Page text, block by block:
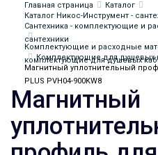
Главная страница
Каталог
Каталог Никос-Инструмент -
Сантехника - комплектующие и
сантехники
Комплектующие и расходные
комплектующие для душевых
Комплектующие для душевых
Магнитный уплотнительный
PLUS PVH04-900KW8
Магнитный